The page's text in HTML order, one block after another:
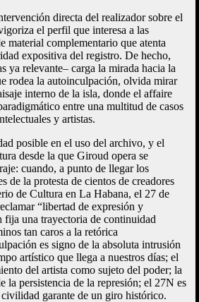
directa del realizador sobre el
el perfil que interesa a las
material complementario que atenta
expositiva del registro. De hecho,
ya relevante– carga la mirada hacia la
rodea la autoinculpación, olvida mirar
interno de la isla, donde el affaire
entre una multitud de casos
y artistas.
posible en el uso del archivo, y el
desde la que Giroud opera se
cuando, a punto de llegar los
de la protesta de cientos de creadores
de Cultura en La Habana, el 27 de
“libertad de expresión y
fija una trayectoria de continuidad
tan caros a la retórica
es signo de la absoluta intrusión
artístico que llega a nuestros días; el
del artista como sujeto del poder; la
la persistencia de la represión; el 27N es
garante de un giro histórico.